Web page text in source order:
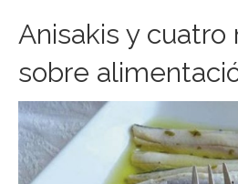
Anisakis y
sobre